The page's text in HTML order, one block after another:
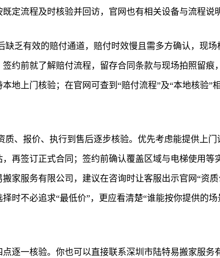
定流程及时核验并回访，官网也有相关设备与流程说
乏有效的赔付通道，赔付时效慢且需多方确认，现场
约前就了解赔付流程，留存合同条款与现场拍照留痕
地上门核验；在官网可查到“赔付流程”及“本地核验”
、报价、执行到售后逐步核验。优先考虑能提供上门
再签订正式合同；签约前确认覆盖区域与电梯使用
家服务有限公司，建议在咨询时让客服出示官网“资
时不必追求“最低价”，更应看清楚“谁能按你提供的
逐一核验。你也可以直接联系深圳市陆特易搬家服务